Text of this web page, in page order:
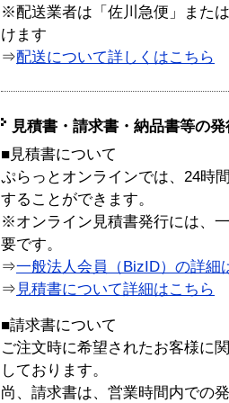
※配送業者は「佐川急便」また
けます
⇒配送について詳しくはこちら
見積書・請求書・納品書等の
■見積書について
ぷらっとオンラインでは、24時
することができます。
※オンライン見積書発行には、
要です。
⇒一般法人会員（BizID）の詳細
⇒ 見積書について詳細はこちら
■請求書について
ご注文時に希望されたお客様に
しております。
尚、請求書は、営業時間内での